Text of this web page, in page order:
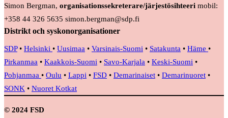
Simon Bergman, organisationssekreterare/järjestösihteeri mobil:
+358 44 326 5635 simon.bergman@sdp.fi
Distrikt och syskonorganisationer
SDP• Helsinki • Uusimaa • Varsinais-Suomi • Satakunta • Häme •
Pirkanmaa • Kaakkois-Suomi • Savo-Karjala • Keski-Suomi •
Pohjanmaa • Oulu • Lappi • FSD • Demarinaiset • Demarinuoret •
SONK • Nuoret Kotkat
© 2024 FSD